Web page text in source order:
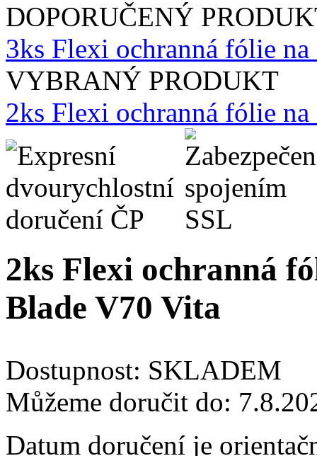
DOPORUČENÝ
3ks Flexi ochranná fólie
VYBRANÝ PRODUKT
2ks Flexi ochranná fólie
2ks Flexi ochranná
Blade V70 Vita
Dostupnost: SKLADEM
Můžeme doručit do:
Datum doručení je